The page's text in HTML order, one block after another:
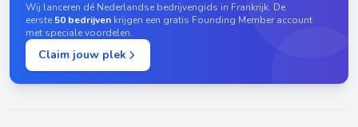
Wij lanceren dé Nederlandse bedrijvengids in Frankrijk. De
eerste50 bedrijven krijgen een gratis Founding Member account
met speciale voordelen.
Claim jouw plek